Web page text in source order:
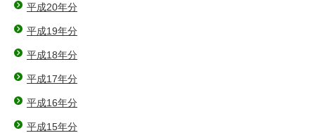
平成20年分
平成19年分
平成18年分
平成17年分
平成16年分
平成15年分